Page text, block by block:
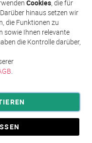
Cookies, die für
hinaus setzen wir
die Funktionen zu
sowie Ihnen relevante
die Kontrolle darüber,
.